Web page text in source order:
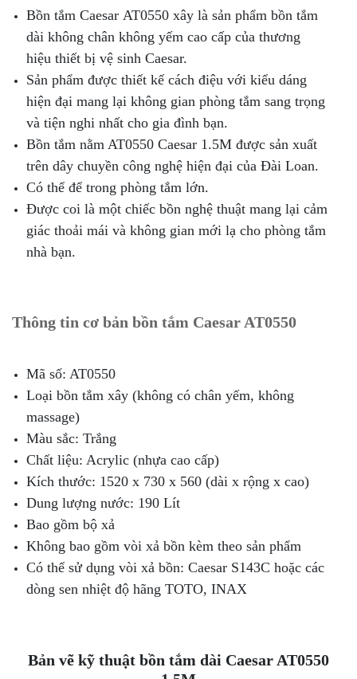
Bồn tắm Caesar AT0550 xây là sản phẩm bồn tắm
dài không chân không yếm cao cấp của thương
hiệu thiết bị vệ sinh Caesar.
Sản phẩm được thiết kế cách điệu với kiểu dáng
hiện đại mang lại không gian phòng tắm sang trọng
và tiện nghi nhất cho gia đình bạn.
Bồn tắm nằm AT0550 Caesar 1.5M được sản xuất
trên dây chuyền công nghệ hiện đại của Đài Loan.
Có thể để trong phòng tắm lớn.
Được coi là một chiếc bồn nghệ thuật mang lại cảm
giác thoải mái và không gian mới lạ cho phòng tắm
nhà bạn.
Thông tin cơ bản bồn tắm Caesar AT0550
Mã số: AT0550
Loại bồn tắm xây (không có chân yếm, không
massage)
Màu sắc: Trắng
Chất liệu: Acrylic (nhựa cao cấp)
Kích thước: 1520 x 730 x 560 (dài x rộng x cao)
Dung lượng nước: 190 Lít
Bao gồm bộ xả
Không bao gồm vòi xả bồn kèm theo sản phẩm
Có thể sử dụng vòi xả bồn: Caesar S143C hoặc các
dòng sen nhiệt độ hãng TOTO, INAX
Bản vẽ kỹ thuật bồn tắm dài Caesar AT0550